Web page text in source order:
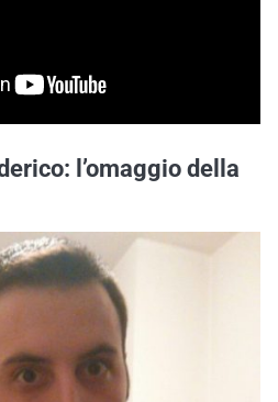
l’omaggio della